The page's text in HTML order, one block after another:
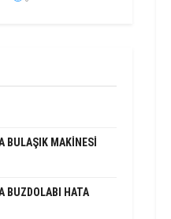
BULAŞIK MAKINESI
BUZDOLABI HATA